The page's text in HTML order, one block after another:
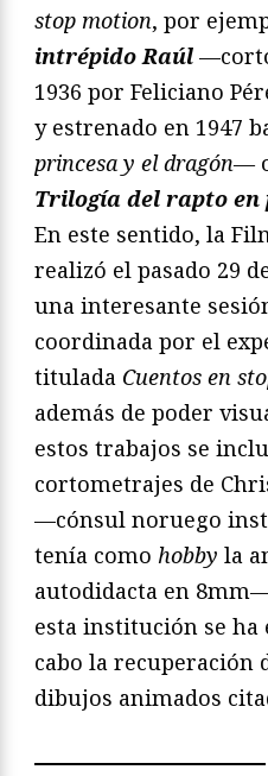
stop motion, por
intrépido Raúl
1936 por Feliciano
y estrenado en 1947
princesa y el dragón—
Trilogía del rapto en
En este sentido, la
realizó el pasado 29
una interesante
coordinada por el
titulada Cuentos en
además de poder
estos trabajos se
cortometrajes de
—cónsul noruego
tenía como hobby la
autodidacta en
esta institución se ha
cabo la recuperación
dibujos animados